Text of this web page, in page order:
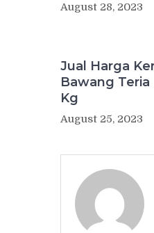
August 28, 2023
Jual Harga
Bawang Teria
Kg
August 25, 2023